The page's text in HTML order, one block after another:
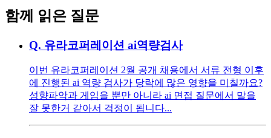
함께 읽은 질문
Q. 유라코퍼레이션 ai역량검사
이번 유라코퍼레이션 2월 공개 채용에서 서류 전형 이후
에 진행된 ai 역량 검사가 당락에 많은 영향을 미칠까요?
성향파악과 게임을 뿐만 아니라 ai 면접 질문에서 말을
잘 못한거 같아서 걱정이 됩니다...